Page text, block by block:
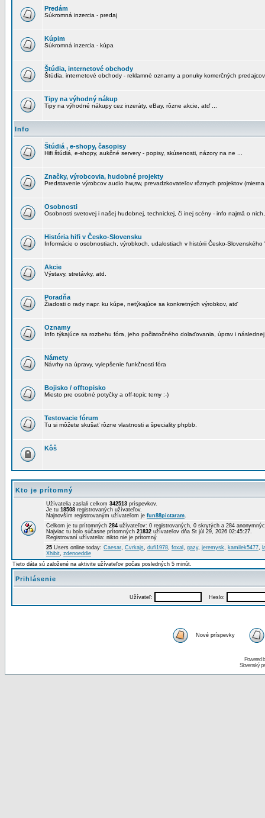
Predám
Súkromná inzercia - predaj
Kúpim
Súkromná inzercia - kúpa
Štúdia, internetové obchody
Štúdia, internetové obchody - reklamné oznamy a ponuky komerčných predajcov
Tipy na výhodný nákup
Tipy na výhodné nákupy cez inzeráty, eBay, rôzne akcie, atď ...
Info
Štúdiá , e-shopy, časopisy
Hifi štúdiá, e-shopy, aukčné servery - popisy, skúsenosti, názory na ne ...
Značky, výrobcovia, hudobné projekty
Predstavenie výrobcov audio hw,sw, prevadzkovateľov rôznych projektov
Osobnosti
Osobnosti svetovej i našej hudobnej, technickej, či inej scény - info najmä o
História hifi v Česko-Slovensku
Informácie o osobnostiach, výrobkoch, udalostiach v histórii Česko-Slovenského
Akcie
Výstavy, stretávky, atd.
Poradňa
Žiadosti o rady napr. ku kúpe, netýkajúce sa konkretných výrobkov, atď
Oznamy
Info týkajúce sa rozbehu fóra, jeho počiatočného dolaďovania, úprav i
Námety
Návrhy na úpravy, vylepšenie funkčnosti fóra
Bojisko / offtopisko
Miesto pre osobné potyčky a off-topic temy :-)
Testovacie fórum
Tu si môžete skušať rôzne vlastnosti a špeciality phpbb.
Kôš
Kto je prítomný
Užívatelia zaslali celkom 342513 príspevkov.
Je tu 18508 registrovaných užívateľov.
Najnovším registrovaným užívateľom je fun88pictaram.
Celkom je tu prítomných 284 užívateľov: 0 registrovaných, 0 skrytých a 284
Najviac tu bolo súčasne prítomných 21832 užívateľov dňa St júl 29, 2026 02:45:27.
Registrovaní užívatelia: nikto nie je prítomný
25 Users online today: Caesar, Cvrkajs, dufi1978, foxal , gazy, jeremysk, kamilek5477,
Xhibit, zdenoeddie
Tieto dáta sú založené na aktivite užívateľov počas posledných 5 minút.
Prihlásenie
Užívateľ: Heslo:
Nové príspevky
Powered
Slovenský